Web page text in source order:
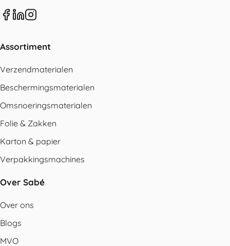
Assortiment
Verzendmaterialen
Beschermingsmaterialen
Omsnoeringsmaterialen
Folie & Zakken
Karton & papier
Verpakkingsmachines
Over Sabé
Over ons
Blogs
MVO